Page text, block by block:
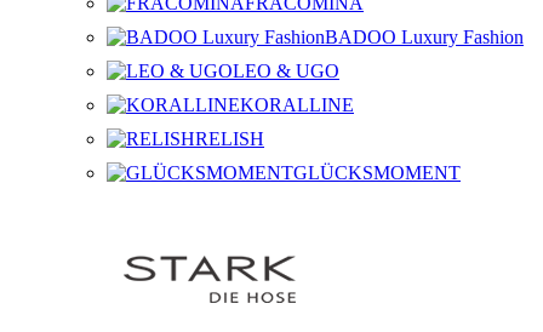
BADOO Luxury Fashion
LEO & UGO
KORALLINE
RELISH
GLÜCKSMOMENT